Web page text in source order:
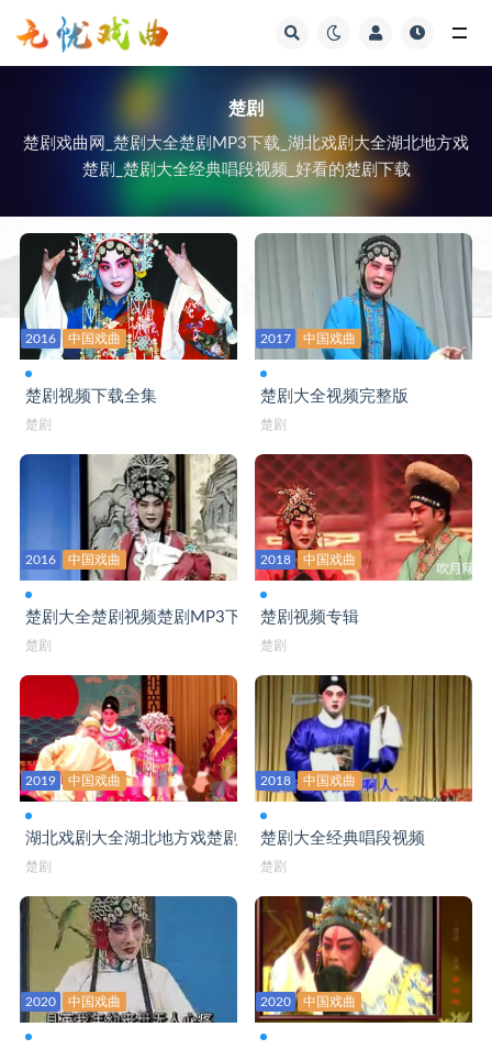
楚剧
楚剧戏曲网_楚剧大全楚剧MP3下载_湖北戏剧大全湖北地方戏
楚剧_楚剧大全经典唱段视频_好看的楚剧下载
2016 中国戏曲
楚剧视频下载全集
楚剧
2017 中国戏曲
楚剧大全视频完整版
楚剧
2016 中国戏曲
楚剧大全楚剧视频楚剧MP3下载
楚剧
2018 中国戏曲
楚剧视频专辑
楚剧
2019 中国戏曲
湖北戏剧大全湖北地方戏楚剧
楚剧
2018 中国戏曲
楚剧大全经典唱段视频
楚剧
2020 中国戏曲 2020 中国戏曲